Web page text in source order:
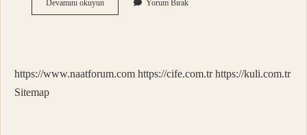
Devamını okuyunCivanperçemi
Erkekler
Yorum Bırak
https://www.naatforum.com https://cife.com.tr https://kuli.com.tr
Sitemap